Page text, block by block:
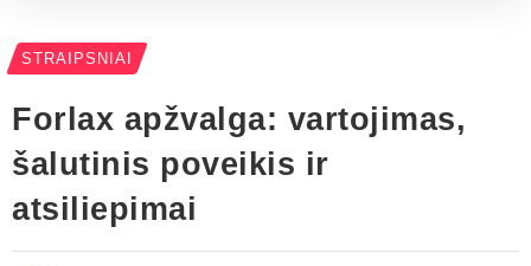
STRAIPSNIAI
Forlax apžvalga: vartojimas,
šalutinis poveikis ir
atsiliepimai